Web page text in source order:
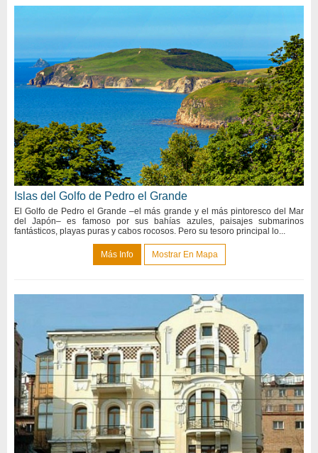
Islas del Golfo de Pedro el Grande
El Golfo de Pedro el Grande –el más grande y el más pintoresco del Mar
del Japón– es famoso por sus bahías azules, paisajes submarinos
fantásticos, playas puras y cabos rocosos. Pero su tesoro principal lo...
Más Info Mostrar En Mapa